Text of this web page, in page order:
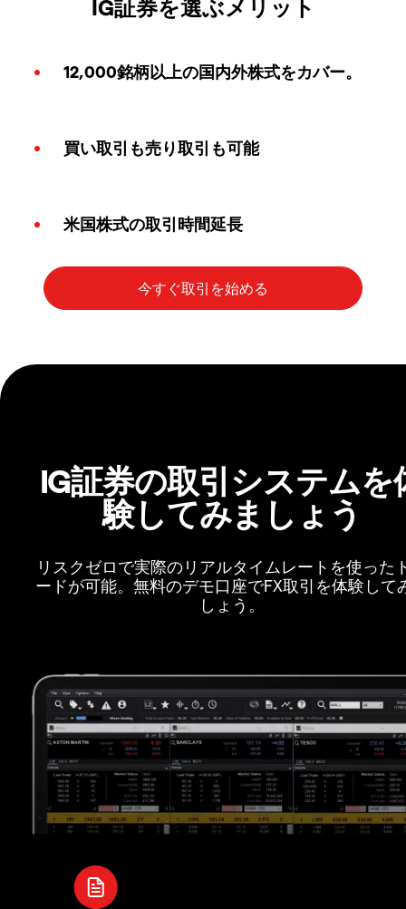
IG証券を選ぶメリット
12,000銘柄以上の国内外株式をカバー。
買い取引も売り取引も可能
米国株式の取引時間延長
IG証券の取引システムを
験してみましょう
リスクゼロで実際のリアルタイムレートを使った
ードが可能。無料のデモ口座でFX取引を体験して
しょう。